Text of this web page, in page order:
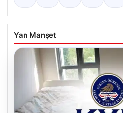
Yan Manşet